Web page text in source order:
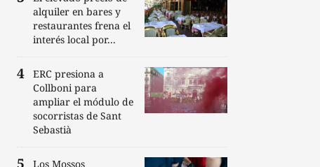
alquiler en bares y
restaurantes frena el
interés local por...
ERC presiona a
Collboni para
ampliar el módulo de
socorristas de Sant
Sebastià
Los Mossos